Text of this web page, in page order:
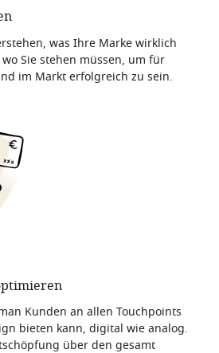
was Ihre Marke wirklich
Sie stehen müssen, um für
im Markt erfolgreich zu sein.
Kunden an allen Touchpoints
bieten kann, digital wie analog.
über den gesamt